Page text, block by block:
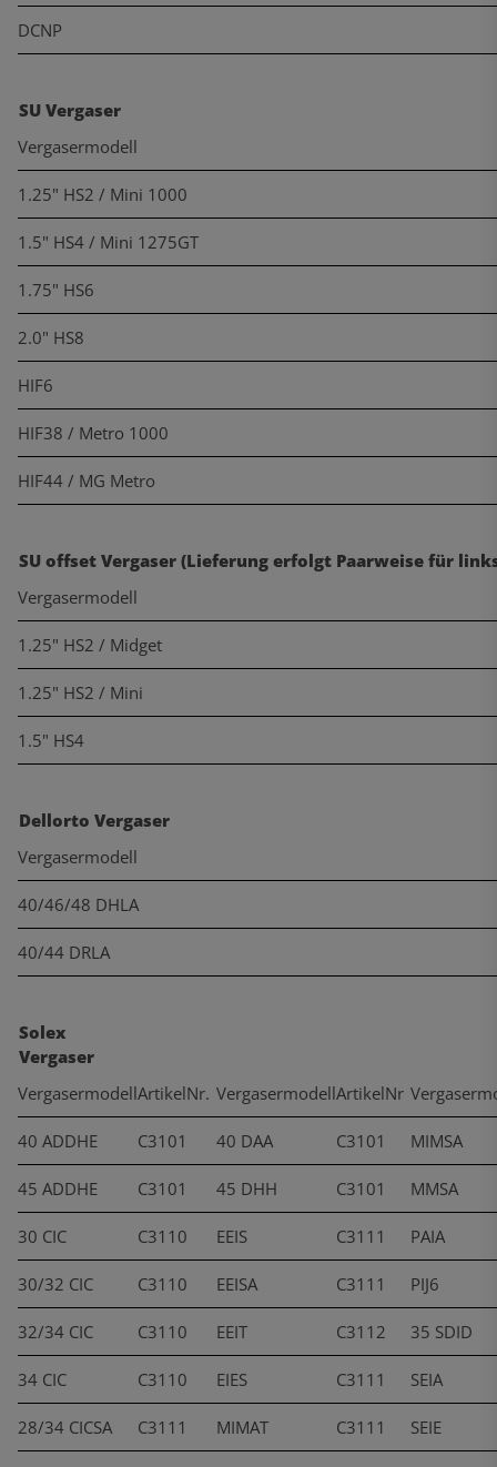
DCNP
SU Vergaser
Vergasermodell
1.25" HS2 / Mini 1000
1.5" HS4 / Mini 1275GT
1.75" HS6
2.0" HS8
HIF6
HIF38 / Metro 1000
HIF44 / MG Metro
SU offset Vergaser (Lieferung erfolgt Paarweise für
Vergasermodell
1.25" HS2 / Midget
1.25" HS2 / Mini
1.5" HS4
Dellorto Vergaser
Vergasermodell
40/46/48 DHLA
40/44 DRLA
Solex
Vergaser
VergasermodellArtikelNr. VergasermodellArtikelNr
40 ADDHE C3101 40 DAA C3101 MIMSA
45 ADDHE C3101 45 DHH C3101 MMSA
30 CIC C3110 EEIS C3111 PAIA
30/32 CIC C3110 EEISA C3111 PIJ6
32/34 CIC C3110 EEIT C3112 35 SDID
34 CIC C3110 EIES C3111 SEIA
28/34 CICSA C3111 MIMAT C3111 SEIE